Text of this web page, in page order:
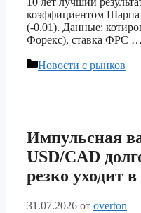
коэффициентом
(-0.01). Данные:
Форекс), ставка ФРС …
Рубрики
Новости с рынков
Импульсная
USD/CAD
резко уходит
31.07.2026 от overton